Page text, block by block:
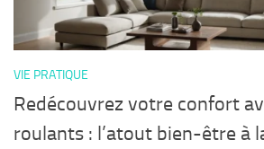
VIE PRATIQUE
Redécouvrez votre confort
roulants : l’atout bien-être à